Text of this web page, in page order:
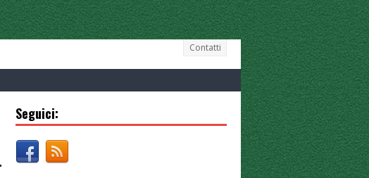
Contatti
Seguici: